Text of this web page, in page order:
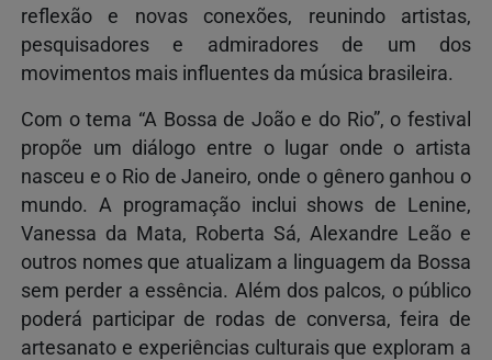
reflexão e novas conexões, reunindo artistas,
pesquisadores e admiradores de um dos
movimentos mais influentes da música brasileira.
Com o tema “A Bossa de João e do Rio”, o festival
propõe um diálogo entre o lugar onde o artista
nasceu e o Rio de Janeiro, onde o gênero ganhou o
mundo. A programação inclui shows de Lenine,
Vanessa da Mata, Roberta Sá, Alexandre Leão e
outros nomes que atualizam a linguagem da Bossa
sem perder a essência. Além dos palcos, o público
poderá participar de rodas de conversa, feira de
artesanato e experiências culturais que exploram a